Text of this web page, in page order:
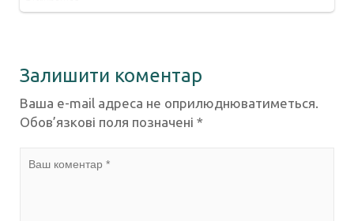
Залишити коментар
Ваша e-mail адреса не оприлюднюватиметься.
Обов’язкові поля позначені *